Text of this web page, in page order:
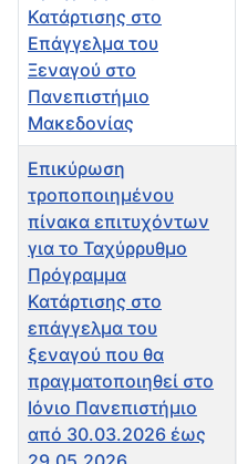
Κατάρτισης στο
Επάγγελμα του
Ξεναγού στο
Πανεπιστήμιο
Μακεδονίας
Επικύρωση
τροποποιημένου
πίνακα επιτυχόντων
για το Ταχύρρυθμο
Πρόγραμμα
Κατάρτισης στο
επάγγελμα του
ξεναγού που θα
πραγματοποιηθεί στο
Ιόνιο Πανεπιστήμιο
από 30.03.2026 έως